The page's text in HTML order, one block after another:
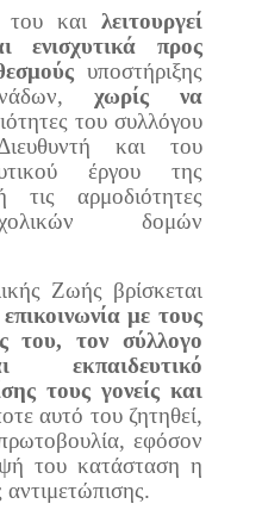
του και λειτουργεί
ενισχυτικά προς
υποστήριξης
χωρίς να
του συλλόγου
και του
έργου της
αρμοδιότητες
δομών
Ζωής βρίσκεται
με τους
του, τον σύλλογο
εκπαιδευτικό
τους γονείς και
αυτό του ζητηθεί,
εφόσον
του κατάσταση η
αντιμετώπισης.